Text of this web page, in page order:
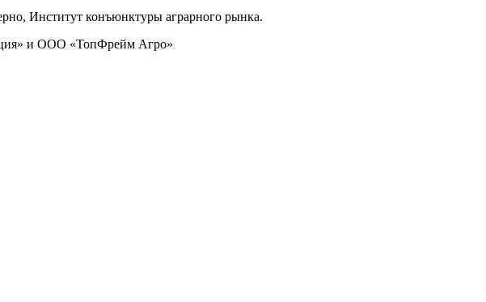
Институт конъюнктуры аграрного рынка.
и ООО «ТопФрейм Агро»